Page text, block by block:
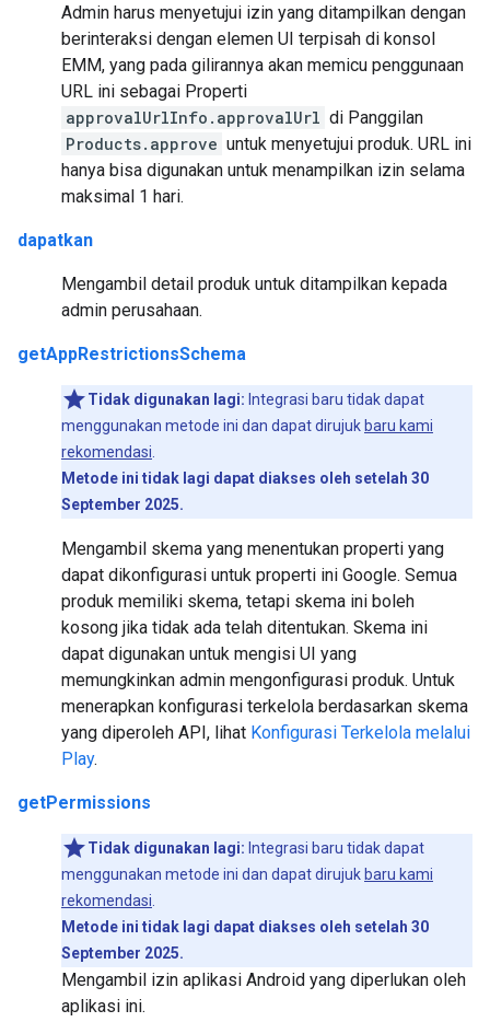
Admin harus menyetujui izin yang ditampilkan dengan
berinteraksi dengan elemen UI terpisah di konsol
EMM, yang pada gilirannya akan memicu penggunaan
URL ini sebagai Properti
approvalUrlInfo.approvalUrl di Panggilan
Products.approve untuk menyetujui produk. URL ini
hanya bisa digunakan untuk menampilkan izin selama
maksimal 1 hari.
dapatkan
Mengambil detail produk untuk ditampilkan kepada
admin perusahaan.
getAppRestrictionsSchema
Tidak digunakan lagi: Integrasi baru tidak dapat
menggunakan metode ini dan dapat dirujuk baru kami
rekomendasi
Metode ini tidak lagi dapat diakses oleh setelah 30
September 2025.
Mengambil skema yang menentukan properti yang
dapat dikonfigurasi untuk properti ini Google. Semua
produk memiliki skema, tetapi skema ini boleh
kosong jika tidak ada telah ditentukan. Skema ini
dapat digunakan untuk mengisi UI yang
memungkinkan admin mengonfigurasi produk. Untuk
menerapkan konfigurasi terkelola berdasarkan skema
yang diperoleh API, lihat Konfigurasi Terkelola melalui
Play.
getPermissions
Tidak digunakan lagi: Integrasi baru tidak dapat
menggunakan metode ini dan dapat dirujuk baru kami
rekomendasi
Metode ini tidak lagi dapat diakses oleh setelah 30
September 2025.
Mengambil izin aplikasi Android yang diperlukan oleh
aplikasi ini.